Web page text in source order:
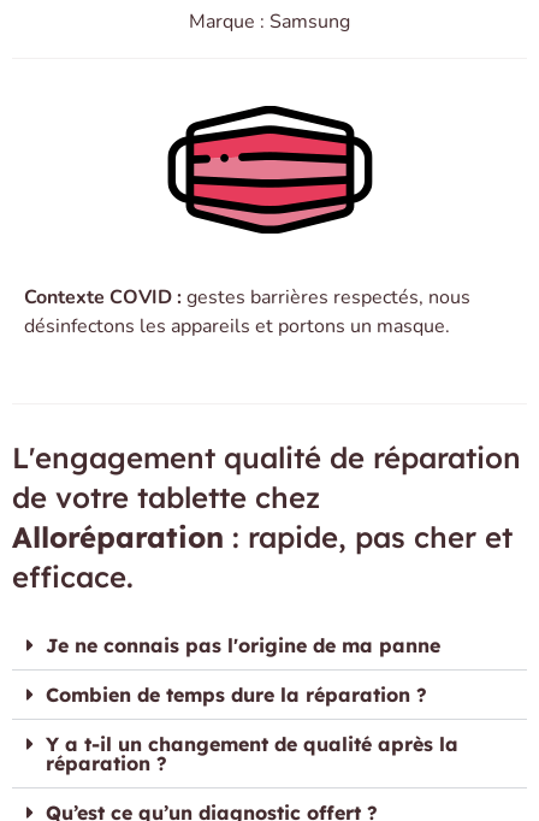
Marque : Samsung
Contexte COVID :gestes barrières respectés, nous
désinfectons les appareils et portons un masque.
L'engagement qualité de réparation
de votre tablette chez
Alloréparation : rapide, pas cher et
efficace.
Je ne connais pas l'origine de ma panne
Combien de temps dure la réparation ?
Y a t-il un changement de qualité après la
réparation ?
Qu’est ce qu’un diagnostic offert ?